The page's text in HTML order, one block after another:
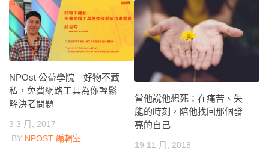
NPOst 公益學院｜好物不藏
私，免費網路工具為你輕鬆
解決老問題
3 3 月, 2017
BY NPOST 編輯室
當他說他想死：在痛苦、失
能的時刻，陪他找回那個發
亮的自己
19 11 月, 2018